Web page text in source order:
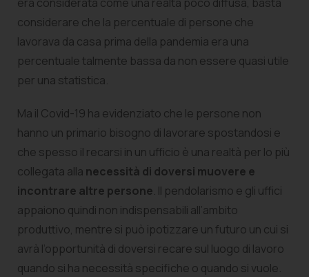
era considerata come una realtà poco diffusa, basta
considerare che la percentuale di persone che
lavorava da casa prima della pandemia era una
percentuale talmente bassa da non essere quasi utile
per una statistica.
Ma il Covid-19 ha evidenziato che le persone non
hanno un primario bisogno di lavorare spostandosi e
che spesso il recarsi in un ufficio è una realtà per lo più
collegata alla necessità di doversi muovere e
incontrare altre persone. Il pendolarismo e gli uffici
appaiono quindi non indispensabili all’ambito
produttivo, mentre si può ipotizzare un futuro un cui si
avrà l’opportunità di doversi recare sul luogo di lavoro
quando si ha necessità specifiche o quando si vuole.